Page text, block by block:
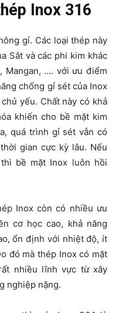
Inox 316
gỉ. Các loại thép này
Sắt và các phi kim khác
Mangan, …. với ưu điểm
chống gỉ sét của Inox
yếu. Chất này có khả
khiến cho bề mặt kim
quá trình gỉ sét vẫn có
gian cực kỳ lâu. Nếu
bề mặt Inox luôn hồi
Inox còn có nhiều ưu
cơ học cao, khả năng
ổn định với nhiệt độ, ít
đó mà thép Inox có mặt
nhiều lĩnh vực từ xây
nghiệp nặng.